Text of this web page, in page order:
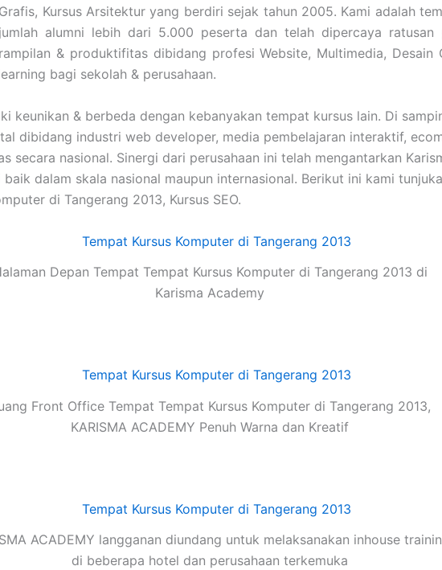
Kursus Arsitektur yang berdiri sejak tahun 2005. Kami adalah
alumni lebih dari 5.000 peserta dan telah dipercaya ratusan
& produktifitas dibidang profesi Website, Multimedia, Desain
bagi sekolah & perusahaan.
keunikan & berbeda dengan kebanyakan tempat kursus lain. Di
dibidang industri web developer, media pembelajaran interaktif,
secara nasional. Sinergi dari perusahaan ini telah mengantarkan
dalam skala nasional maupun internasional. Berikut ini kami
di Tangerang 2013, Kursus SEO.
Depan Tempat Tempat Kursus Komputer di Tangerang 2013 di
Karisma Academy
Front Office Tempat Tempat Kursus Komputer di Tangerang 2013,
KARISMA ACADEMY Penuh Warna dan Kreatif
ACADEMY langganan diundang untuk melaksanakan inhouse
di beberapa hotel dan perusahaan terkemuka